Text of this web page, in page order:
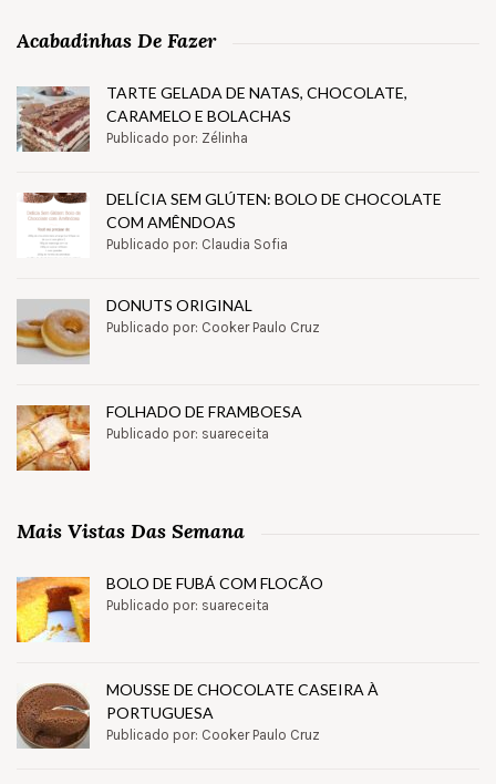
Acabadinhas De Fazer
TARTE GELADA DE NATAS, CHOCOLATE,
CARAMELO E BOLACHAS
Publicado por: Zélinha
DELÍCIA SEM GLÚTEN: BOLO DE CHOCOLATE
COM AMÊNDOAS
Publicado por: Claudia Sofia
DONUTS ORIGINAL
Publicado por: Cooker Paulo Cruz
FOLHADO DE FRAMBOESA
Publicado por: suareceita
Mais Vistas Das Semana
BOLO DE FUBÁ COM FLOCÃO
Publicado por: suareceita
MOUSSE DE CHOCOLATE CASEIRA À
PORTUGUESA
Publicado por: Cooker Paulo Cruz